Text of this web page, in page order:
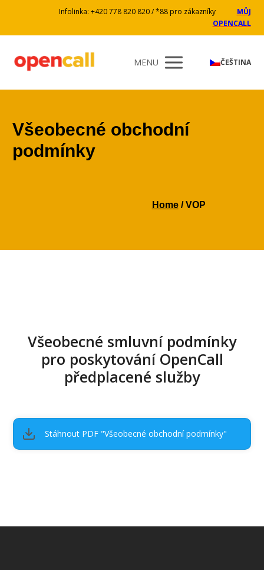
Infolinka: +420 778 820 820 / *88 pro zákazníky MŮJ
OPENCALL
MENU ČEŠTINA
Všeobecné obchodní
podmínky
Home/ VOP
Všeobecné smluvní podmínky
pro poskytování OpenCall
předplacené služby
Stáhnout PDF "Všeobecné obchodní podmínky"